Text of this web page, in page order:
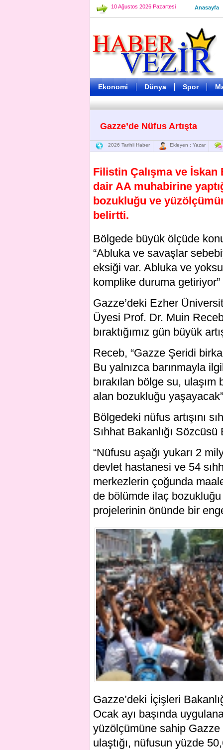
10 Ağustos 2026 Pazartesi Anasayfa
Ekonomi Dünya Spor
Gazze’de Nüfus Artışta
2026 Tarihli Haber Ekleyen : Yazar
Filistin Çalışma ve İskan
dair AA muhabirine
bozukluğu ve
belirtti.
Bölgede büyük ölçüde
“Abluka ve savaşlar
eksiği var. Abluka ve
komplike duruma
Gazze’deki Ezher
Üyesi Prof. Dr. Muin
bıraktığımız gün büyük
Receb, “Gazze Şeridi
Bu yalnızca barınmayla
bırakılan bölge su,
alan bozukluğu
Bölgedeki nüfus artışını
Sıhhat Bakanlığı
“Nüfusu aşağı yukarı 2
devlet hastanesi ve 54
merkezlerin çoğunda
de bölümde ilaç bozukluğu
projelerinin önünde bir
Gazze’deki İçişleri
Ocak ayı başında
yüzölçümüne sahip
ulaştığı, nüfusun yüzde